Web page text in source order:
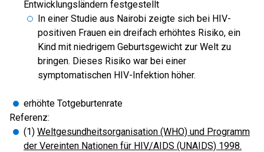
Entwicklungsländern festgestellt
In einer Studie aus Nairobi zeigte sich bei HIV-
positiven Frauen ein dreifach erhöhtes Risiko, ein
Kind mit niedrigem Geburtsgewicht zur Welt zu
bringen. Dieses Risiko war bei einer
symptomatischen HIV-Infektion höher.
erhöhte Totgeburtenrate
Referenz:
(1) Weltgesundheitsorganisation (WHO) und Programm
der Vereinten Nationen für HIV/AIDS (UNAIDS) 1998.